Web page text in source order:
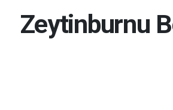
Zeytinburnu